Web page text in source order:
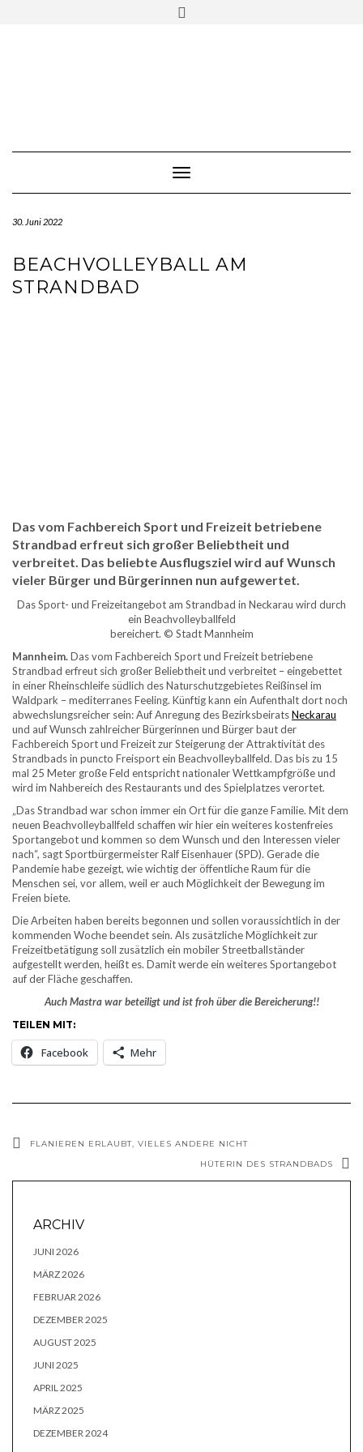
Toggle Navigation
30. Juni 2022
BEACHVOLLEYBALL AM
STRANDBAD
Das vom Fachbereich Sport und Freizeit betriebene
Strandbad erfreut sich großer Beliebtheit und
verbreitet. Das beliebte Ausflugsziel wird auf Wunsch
vieler Bürger und Bürgerinnen nun aufgewertet.
Das Sport- und Freizeitangebot am Strandbad in Neckarau wird durch
ein Beachvolleyballfeld
bereichert. © Stadt Mannheim
Mannheim.Das vom Fachbereich Sport und Freizeit betriebene
Strandbad erfreut sich großer Beliebtheit und verbreitet – eingebettet
in einer Rheinschleife südlich des Naturschutzgebietes Reißinsel im
Waldpark – mediterranes Feeling. Künftig kann ein Aufenthalt dort noch
abwechslungsreicher sein: Auf Anregung des BezirksbeiratsNeckarau
und auf Wunsch zahlreicher Bürgerinnen und Bürger baut der
Fachbereich Sport und Freizeit zur Steigerung der Attraktivität des
Strandbads in puncto Freisport ein Beachvolleyballfeld. Das bis zu 15
mal 25 Meter große Feld entspricht nationaler Wettkampfgröße und
wird im Nahbereich des Restaurants und des Spielplatzes verortet.
„Das Strandbad war schon immer ein Ort für die ganze Familie. Mit dem
neuen Beachvolleyballfeld schaffen wir hier ein weiteres kostenfreies
Sportangebot und kommen so dem Wunsch und den Interessen vieler
nach“, sagt Sportbürgermeister Ralf Eisenhauer (SPD). Gerade die
Pandemie habe gezeigt, wie wichtig der öffentliche Raum für die
Menschen sei, vor allem, weil er auch Möglichkeit der Bewegung im
Freien biete.
Die Arbeiten haben bereits begonnen und sollen voraussichtlich in der
kommenden Woche beendet sein. Als zusätzliche Möglichkeit zur
Freizeitbetätigung soll zusätzlich ein mobiler Streetballständer
aufgestellt werden, heißt es. Damit werde ein weiteres Sportangebot
auf der Fläche geschaffen.
Auch Mastra war beteiligt und ist froh über die Bereicherung!!
TEILEN MIT:
Facebook Mehr
FLANIEREN ERLAUBT, VIELES ANDERE NICHT
HÜTERIN DES STRANDBADS
ARCHIV
JUNI 2026
MÄRZ 2026
FEBRUAR 2026
DEZEMBER 2025
AUGUST 2025
JUNI 2025
APRIL 2025
MÄRZ 2025
DEZEMBER 2024